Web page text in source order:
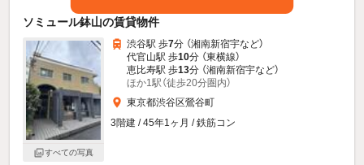
ソミュール鉢山の賃貸物件
すべての写真
渋谷駅 歩7分 （湘南新宿宇など）
代官山駅 歩10分 （東横線）
恵比寿駅 歩13分 （湘南新宿宇など）
ほか1駅（徒歩20分圏内）
東京都渋谷区鶯谷町
3階建 / 45年1ヶ月 / 鉄筋コン